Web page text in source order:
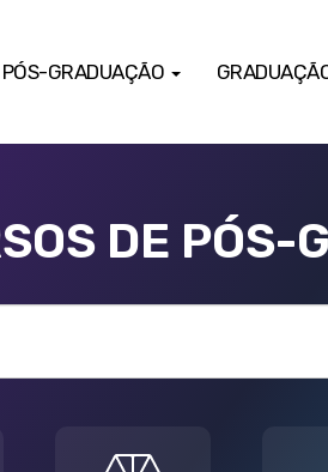
PÓS-GRADUAÇÃO
DE PÓS-